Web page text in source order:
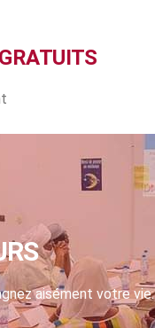
aisément votre vie.